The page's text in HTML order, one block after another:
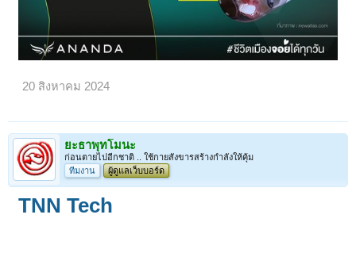
20 สิงหาคม 2024
ยะธาพุทโมนะ
ก่อนตายไปอีกชาติ .. ใช้กายสังขารสร้างกำลังให้คุ้ม
ทีมงาน
ผู้ดูแลเว็บบอร์ด
TNN Tech